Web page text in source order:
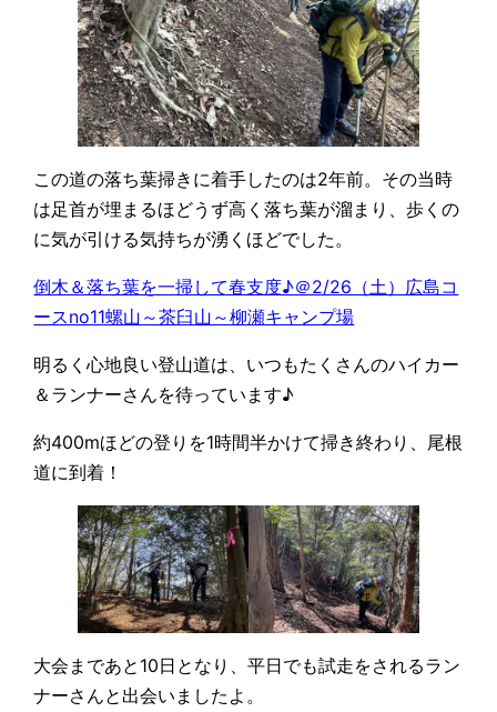
この道の落ち葉掃きに着手したのは2年前。その当時
は足首が埋まるほどうず高く落ち葉が溜まり、歩くの
に気が引ける気持ちが湧くほどでした。
倒木＆落ち葉を一掃して春支度♪＠2/26（土）広島コ
ースno11螺山～茶臼山～柳瀬キャンプ場
明るく心地良い登山道は、いつもたくさんのハイカー
＆ランナーさんを待っています♪
約400mほどの登りを1時間半かけて掃き終わり、尾根
道に到着！
大会まであと10日となり、平日でも試走をされるラン
ナーさんと出会いましたよ。